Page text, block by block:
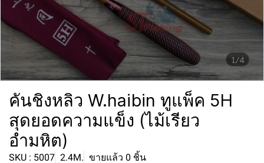
1/4
คันชิงหลิว W.haibin ทูแพ็ค 5H
สุดยอดความแข็ง (ไม้เรียว
อำมหิต)
SKU : 5007 2.4M. ขายแล้ว 0 ชิ้น